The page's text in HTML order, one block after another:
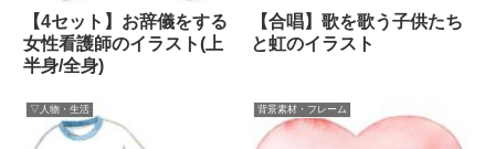
【4セット】お辞儀をする
女性看護師のイラスト(上
半身/全身)
【合唱】歌を歌う子供たち
と虹のイラスト
▽人物・生活 背景素材・フレーム